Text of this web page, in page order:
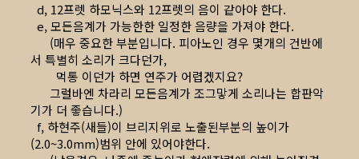
d, 12프렛 하모닉스와 12프렛의 음이 같아야 한다.
e, 모든음계가 가능한한 일정한 음량을 가져야 한다.
(매우 중요한 부분입니다. 피아노인 경우 몇개의 건반에
서 특별히 소리가 크다던가,
먹통 이던가 하면 연주가 어렵겠지요?
그럴바엔 차라리 모든음계가 조그맣게 소리나는 합판악
기가 더 좋습니다.)
f, 하현주(새들)이 브리지위로 노출된부분의 높이가
(2.0~3.0mm)범위 안에 있어야한다.